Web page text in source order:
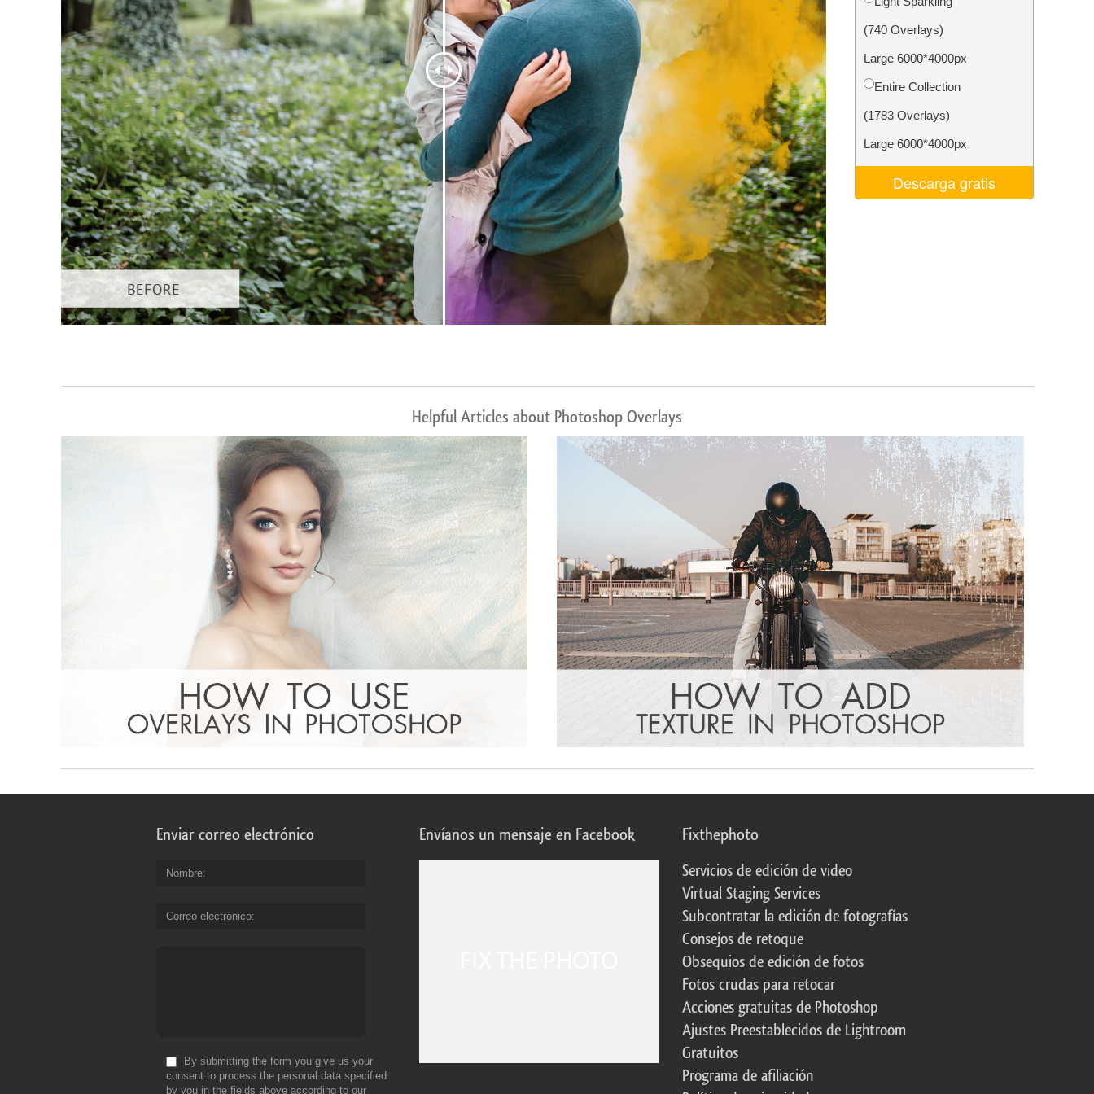
Servicios de Retoque de
Producto
Servicios de Retoque de Joyas Datos de Entrenamiento de IA Video Editing Services
(740 Overlays)
Large 6000*4000px
Entire Collection
(1783 Overlays)
Large 6000*4000px
Descarga gratis
Helpful Articles about Photoshop Overlays
Enviar correo electrónico
Nombre
Correo electrónico
By submitting the form you give us your
consent to process the personal data specified
by you in the fields above according to our
Envíanos un mensaje en Facebook Fixthephoto
Servicios de edición de video
Virtual Staging Services
Subcontratar la edición de fotografías
Consejos de retoque
Obsequios de edición de fotos
Fotos crudas para retocar
Acciones gratuitas de Photoshop
Ajustes Preestablecidos de Lightroom
Gratuitos
Programa de afiliación